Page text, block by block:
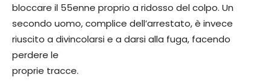
bloccare il 55enne proprio a ridosso del colpo. Un
secondo uomo, complice dell’arrestato, è invece
riuscito a divincolarsi e a darsi alla fuga, facendo
perdere le
proprie tracce.